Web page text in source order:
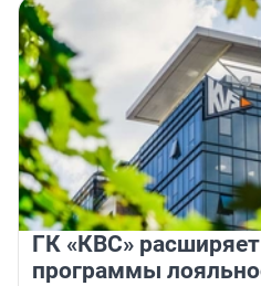
ГК «КВС»
программы